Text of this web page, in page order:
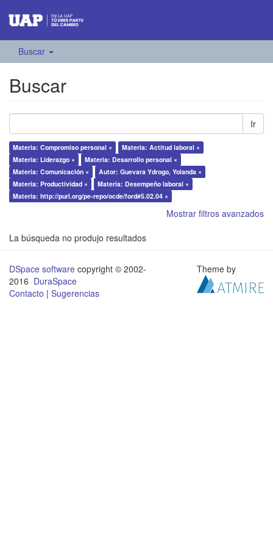
Buscar
Buscar
Ir
Materia: Compromiso personal ×
Materia: Actitud laboral ×
Materia: Liderazgo ×
Materia: Desarrollo personal ×
Materia: Comunicación ×
Autor: Guevara Ydrogo, Yolanda ×
Materia: Productividad ×
Materia: Desempeño laboral ×
Materia: http://purl.org/pe-repo/ocde/ford#5.02.04 ×
Mostrar filtros avanzados
La búsqueda no produjo resultados
DSpace software copyright © 2002-
2016 DuraSpace
Contacto | Sugerencias
Theme by